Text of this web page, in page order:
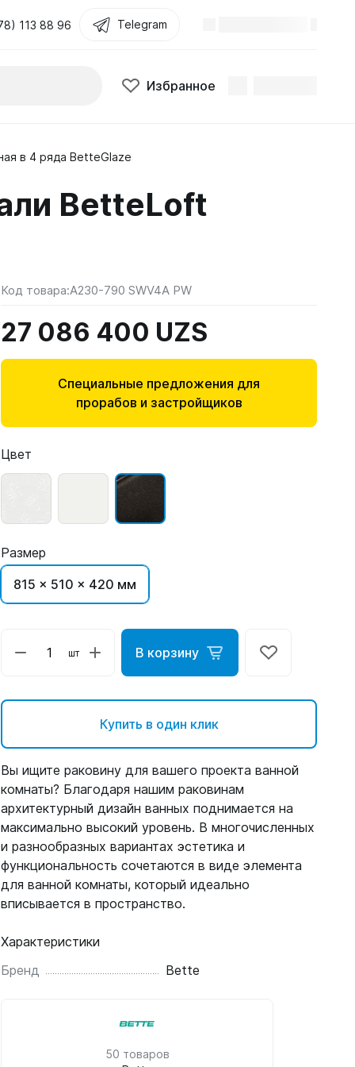
113 88 96 Telegram
Избранное
в 4 ряда BetteGlaze
BetteLoft
Код товара:A230-790 SWV4A PW
27 086 400 UZS
Специальные предложения для
прорабов и застройщиков
Цвет
Размер
815 x 510 x 420 мм
шт В корзину
Купить в один клик
Вы ищите раковину для вашего проекта ванной
комнаты? Благодаря нашим раковинам
архитектурный дизайн ванных поднимается на
максимально высокий уровень. В многочисленных
и разнообразных вариантах эстетика и
функциональность сочетаются в виде элемента
для ванной комнаты, который идеально
вписывается в пространство.
Характеристики
Бренд
Bette
50 товаров